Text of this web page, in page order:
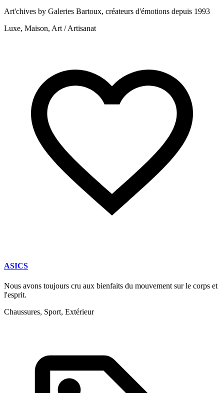
Art'chives by Galeries Bartoux, créateurs d'émotions depuis 1993
Luxe, Maison, Art / Artisanat
ASICS
Nous avons toujours cru aux bienfaits du mouvement sur le corps et
l'esprit.
Chaussures, Sport, Extérieur